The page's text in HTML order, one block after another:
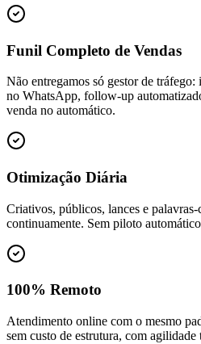
Funil Completo de Vendas
Não entregamos só gestor de
no WhatsApp, follow-up
venda no automático.
Otimização Diária
Criativos, públicos, lances e palavras-
continuamente. Sem piloto
100% Remoto
Atendimento online com o mesmo
sem custo de estrutura, com agilidade